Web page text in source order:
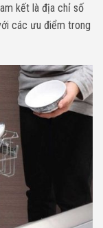
kết là địa chỉ số
các ưu điểm trong